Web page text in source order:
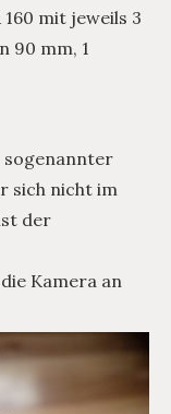
mit jeweils 3
90 mm, 1
sogenannter
sich nicht im
der
Kamera an